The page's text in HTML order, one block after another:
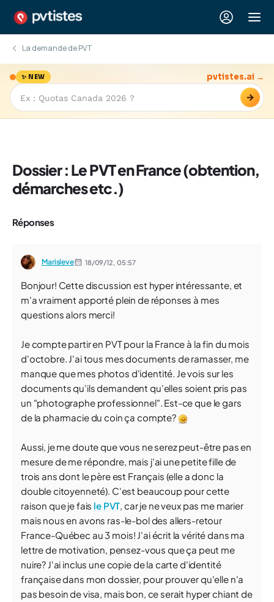
La demande de PVT
✨ NEW
→
pvtistes.ai →
Dossier : Le PVT en France (obtention,
démarches etc.)
Réponses
Marisleve 18/09/12, 05:57
Bonjour! Cette discussion est hyper intéressante, et
m'a vraiment apporté plein de réponses à mes
questions alors merci!
Je compte partir en PVT pour la France à la fin du mois
d'octobre. J'ai tous mes documents de ramasser, me
manque que mes photos d'identité. Je vois sur les
documents qu'ils demandent qu'elles soient pris pas
un "photographe professionnel". Est-ce que le gars
de la pharmacie du coin ça compte?
Aussi, je me doute que vous ne serez peut-être pas en
mesure de me répondre, mais j'ai une petite fille de
trois ans dont le père est Français (elle a donc la
double citoyenneté). C'est beaucoup pour cette
raison que je fais le PVT, car je ne veux pas me marier
mais nous en avons ras-le-bol des allers-retour
France-Québec au 3 mois! J'ai écrit la vérité dans ma
lettre de motivation, pensez-vous que ça peut me
nuire? J'ai inclus une copie de la carte d'identité
française dans mon dossier, pour prouver qu'elle n'a
pas besoin de visa, mais bon, ce serait hyper chiant de